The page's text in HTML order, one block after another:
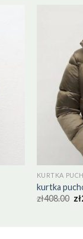
KURTKA
kurtka
zł408.00 zł